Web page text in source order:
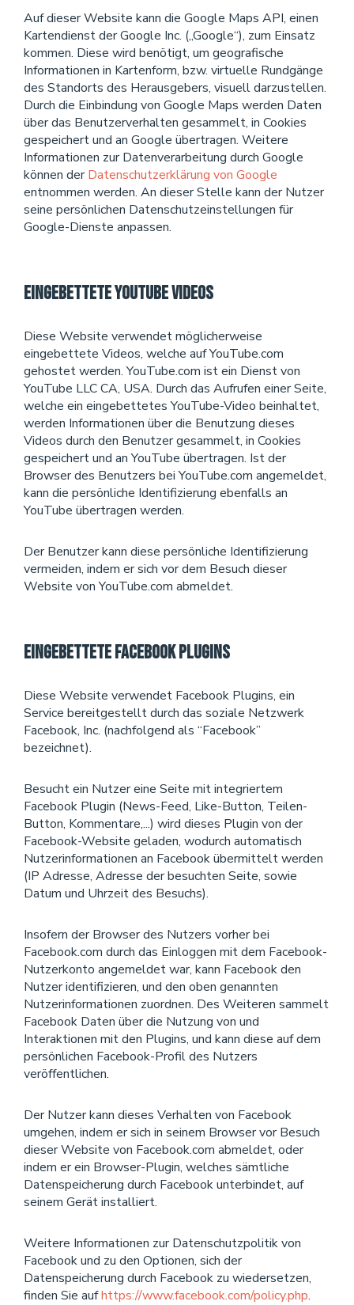
Auf dieser Website kann die Google Maps API, einen
Kartendienst der Google Inc. („Google“), zum Einsatz
kommen. Diese wird benötigt, um geografische
Informationen in Kartenform, bzw. virtuelle Rundgänge
des Standorts des Herausgebers, visuell darzustellen.
Durch die Einbindung von Google Maps werden Daten
über das Benutzerverhalten gesammelt, in Cookies
gespeichert und an Google übertragen. Weitere
Informationen zur Datenverarbeitung durch Google
können derDatenschutzerklärung von Google
entnommen werden. An dieser Stelle kann der Nutzer
seine persönlichen Datenschutzeinstellungen für
Google-Dienste anpassen.
Eingebettete YouTube Videos
Diese Website verwendet möglicherweise
eingebettete Videos, welche auf YouTube.com
gehostet werden. YouTube.com ist ein Dienst von
YouTube LLC CA, USA. Durch das Aufrufen einer Seite,
welche ein eingebettetes YouTube-Video beinhaltet,
werden Informationen über die Benutzung dieses
Videos durch den Benutzer gesammelt, in Cookies
gespeichert und an YouTube übertragen. Ist der
Browser des Benutzers bei YouTube.com angemeldet,
kann die persönliche Identifizierung ebenfalls an
YouTube übertragen werden.
Der Benutzer kann diese persönliche Identifizierung
vermeiden, indem er sich vor dem Besuch dieser
Website von YouTube.com abmeldet.
Eingebettete Facebook Plugins
Diese Website verwendet Facebook Plugins, ein
Service bereitgestellt durch das soziale Netzwerk
Facebook, Inc. (nachfolgend als “Facebook”
bezeichnet).
Besucht ein Nutzer eine Seite mit integriertem
Facebook Plugin (News-Feed, Like-Button, Teilen-
Button, Kommentare,...) wird dieses Plugin von der
Facebook-Website geladen, wodurch automatisch
Nutzerinformationen an Facebook übermittelt werden
(IP Adresse, Adresse der besuchten Seite, sowie
Datum und Uhrzeit des Besuchs).
Insofern der Browser des Nutzers vorher bei
Facebook.com durch das Einloggen mit dem Facebook-
Nutzerkonto angemeldet war, kann Facebook den
Nutzer identifizieren, und den oben genannten
Nutzerinformationen zuordnen. Des Weiteren sammelt
Facebook Daten über die Nutzung von und
Interaktionen mit den Plugins, und kann diese auf dem
persönlichen Facebook-Profil des Nutzers
veröffentlichen.
Der Nutzer kann dieses Verhalten von Facebook
umgehen, indem er sich in seinem Browser vor Besuch
dieser Website von Facebook.com abmeldet, oder
indem er ein Browser-Plugin, welches sämtliche
Datenspeicherung durch Facebook unterbindet, auf
seinem Gerät installiert.
Weitere Informationen zur Datenschutzpolitik von
Facebook und zu den Optionen, sich der
Datenspeicherung durch Facebook zu wiedersetzen,
finden Sie aufhttps://www.facebook.com/policy.php.